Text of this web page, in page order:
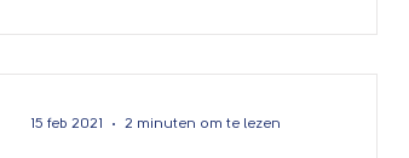
Wij...
15 feb 2021 2 minuten om te lezen